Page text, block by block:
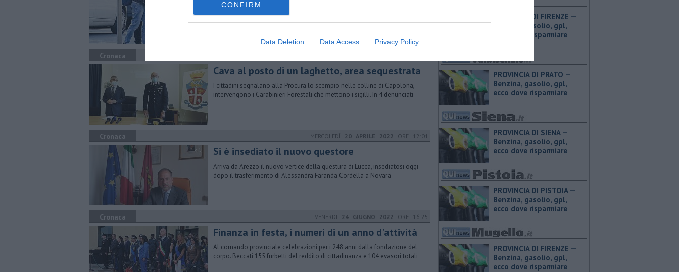
CONFIRM
Data Deletion Data Access Privacy Policy
Gli agenti della polizia municipale hanno svolto ieri una serie di controlli
nelle vicinanze degli istituti scolastici. Denunciata una persona
Cronaca
Cava al posto di un laghetto, area sequestrata
I cittadini segnalano alla Procura lo scempio nelle colline di Capolona,
intervengono i Carabinieri Forestali che mettono i sigilli. In 4 denunciati
Cronaca MERCOLEDÌ 20 APRILE 2022 ORE 12:01
Si è insediato il nuovo questore
Arriva da Arezzo il nuovo vertice della questura di Lucca, insediatosi oggi
dopo il trasferimento di Alessandra Faranda Cordella a Novara
Cronaca VENERDÌ 24 GIUGNO 2022 ORE 16:25
Finanza in festa, i numeri di un anno d'attività
Al comando provinciale celebrazioni per i 248 anni dalla fondazione del
corpo. Beccati 155 furbetti del reddito di cittadinanza e 104 evasori totali
PROVINCIA DI FIRENZE — ​
Benzina, gasolio, gpl,
ecco dove risparmiare
PROVINCIA DI PRATO — ​
Benzina, gasolio, gpl,
ecco dove risparmiare
PROVINCIA DI SIENA — ​
Benzina, gasolio, gpl,
ecco dove risparmiare
PROVINCIA DI PISTOIA — ​
Benzina, gasolio, gpl,
ecco dove risparmiare
PROVINCIA DI FIRENZE — ​
Benzina, gasolio, gpl,
ecco dove risparmiare